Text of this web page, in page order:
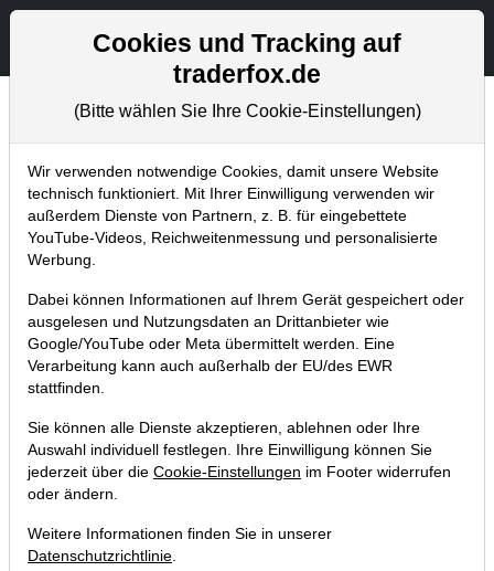
Aktien- und Artikelsuche
Newsletter
Home Blog Newsletter Weekly Briefing
TraderFox integriert KI-
Agenten in das Trading-Desk
01.07.2026 um 20:19 Uhr | S. Betschinger
Cookies und Tracking auf
traderfox.de
(Bitte wählen Sie Ihre Cookie-Einstellungen)
Wir verwenden notwendige Cookies, damit unsere Website
technisch funktioniert. Mit Ihrer Einwilligung verwenden wir
außerdem Dienste von Partnern, z. B. für eingebettete
YouTube-Videos, Reichweitenmessung und personalisierte
Werbung.
Dabei können Informationen auf Ihrem Gerät gespeichert oder
ausgelesen und Nutzungsdaten an Drittanbieter wie
Google/YouTube oder Meta übermittelt werden. Eine
Verarbeitung kann auch außerhalb der EU/des EWR
stattfinden.
Sie können alle Dienste akzeptieren, ablehnen oder Ihre
Auswahl individuell festlegen. Ihre Einwilligung können Sie
jederzeit über die Cookie-Einstellungen im Footer widerrufen
oder ändern.
Weitere Informationen finden Sie in unserer
Datenschutzrichtlinie.